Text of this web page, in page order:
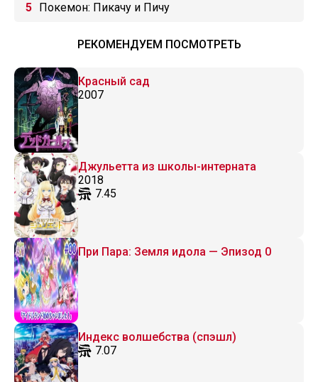
Покемон: Пикачу и Пичу
РЕКОМЕНДУЕМ ПОСМОТРЕТЬ
Красный сад
2007
Джульетта из школы-интерната
2018
7.45
При Пара: Земля идола — Эпизод 0
Индекс волшебства (спэшл)
7.07